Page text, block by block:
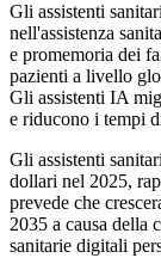
Gli assistenti
nell'assistenza
e promemoria dei
pazienti a livello
Gli assistenti IA
e riducono i tempi
Gli assistenti
dollari nel 2025,
prevede che
2035 a causa della
sanitarie digitali